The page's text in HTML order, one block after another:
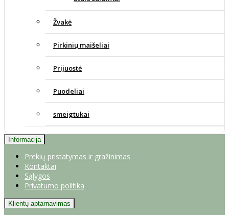
Žvakė
Pirkinių maišeliai
Prijuostė
Puodeliai
smeigtukai
Informacija
Prekių pristatymas ir gražinimas
Kontaktai
Sąlygos
Privatumo politika
Klientų aptarnavimas